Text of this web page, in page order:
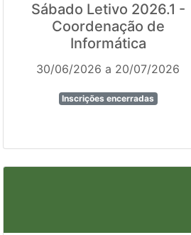
Sábado Letivo 2026.1 -
Coordenação de
Informática
30/06/2026 a 20/07/2026
Inscrições encerradas